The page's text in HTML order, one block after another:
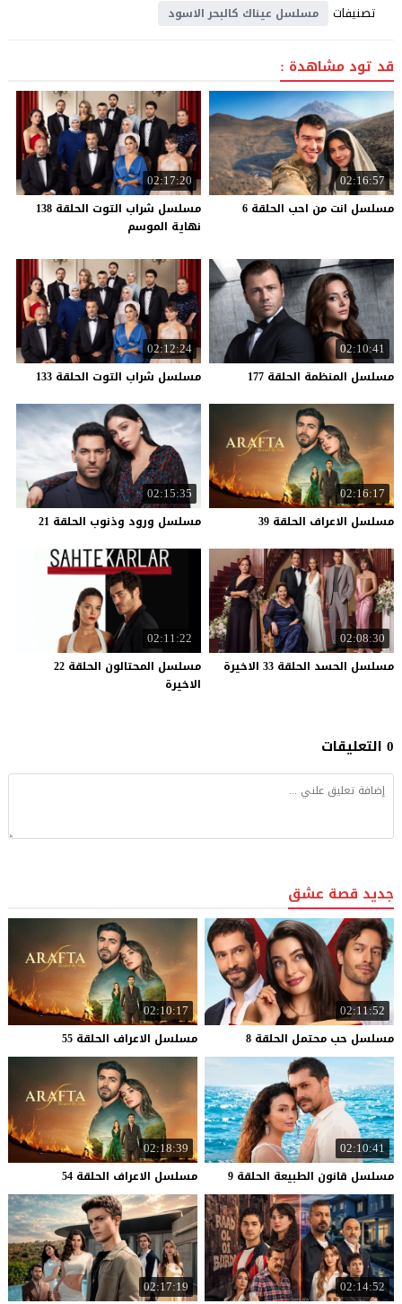
تصنيفات مسلسل عيناك كالبحر الاسود
قد تود مشاهدة :
02:16:57
مسلسل انت من احب الحلقة 6
02:17:20
مسلسل شراب التوت الحلقة 138
نهاية الموسم
02:10:41
مسلسل المنظمة الحلقة 177
02:12:24
مسلسل شراب التوت الحلقة 133
02:16:17
مسلسل الاعراف الحلقة 39
02:15:35
مسلسل ورود وذنوب الحلقة 21
02:08:30
مسلسل الحسد الحلقة 33 الاخيرة
02:11:22
مسلسل المحتالون الحلقة 22
الاخيرة
0 التعليقات
جديد قصة عشق
02:11:52
مسلسل حب محتمل الحلقة 8
02:10:17
مسلسل الاعراف الحلقة 55
02:10:41
مسلسل قانون الطبيعة الحلقة 9
02:18:39
مسلسل الاعراف الحلقة 54
02:14:52
02:17:19